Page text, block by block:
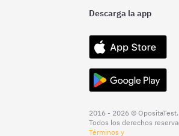
Descarga la app
2016 - 2026 © OpositaTest.
Todos los derechos
Términos y